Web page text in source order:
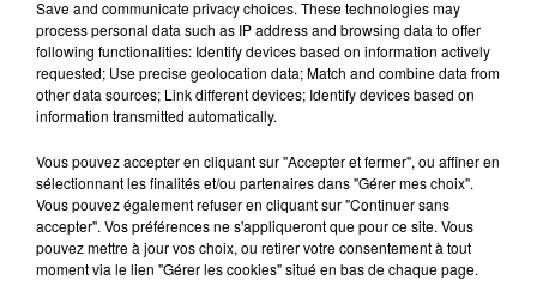
ROULÉS DE COURGETTES À LA MÉDITERRANÉENNE
Save and communicate privacy choices. These technologies may
process personal data such as IP address and browsing data to offer
following functionalities: Identify devices based on information actively
requested; Use precise geolocation data; Match and combine data from
other data sources; Link different devices; Identify devices based on
information transmitted automatically.
Vous pouvez accepter en cliquant sur "Accepter et fermer", ou affiner en
sélectionnant les finalités et/ou partenaires dans "Gérer mes choix".
Vous pouvez également refuser en cliquant sur "Continuer sans
accepter". Vos préférences ne s'appliqueront que pour ce site. Vous
pouvez mettre à jour vos choix, ou retirer votre consentement à tout
moment via le lien "Gérer les cookies" situé en bas de chaque page.